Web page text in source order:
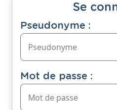
Se
Pseudonyme :
Mot de passe :